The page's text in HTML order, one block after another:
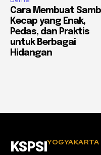
Cara Membuat
Kecap yang Enak,
Pedas, dan Praktis
untuk Berbagai
Hidangan
KSPSI YOGYAKARTA